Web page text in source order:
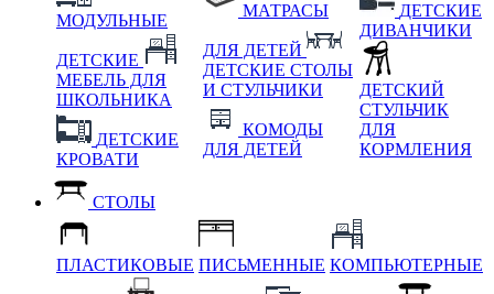
МОДУЛЬНЫЕ
ДЕТСКИЕ
МЕБЕЛЬ ДЛЯ
ШКОЛЬНИКА
ДЕТСКИЕ
КРОВАТИ
МАТРАСЫ
ДЛЯ ДЕТЕЙ
ДЕТСКИЕ СТОЛЫ
И СТУЛЬЧИКИ
КОМОДЫ
ДЛЯ ДЕТЕЙ
ДЕТСКИЕ
ДИВАНЧИКИ
ДЕТСКИЙ
СТУЛЬЧИК
ДЛЯ
КОРМЛЕНИЯ
СТОЛЫ
ПЛАСТИКОВЫЕ ПИСЬМЕННЫЕ КОМПЬЮТЕРНЫЕ